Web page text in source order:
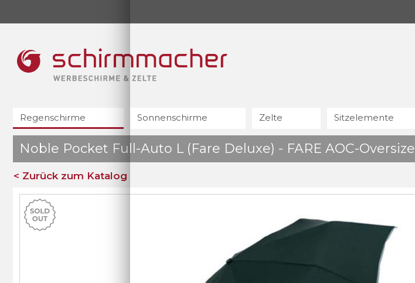
Regenschirme Sonnenschirme Zelte Sitzelemente
Noble Pocket Full-Auto L (Fare Deluxe) - FARE AOC-
< Zurück zum Katalog